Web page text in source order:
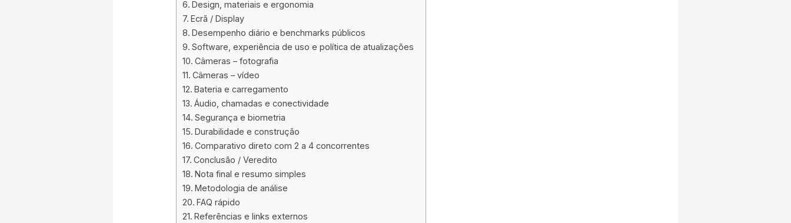
Design, materiais e ergonomia
Ecrã / Display
Desempenho diário e benchmarks públicos
Software, experiência de uso e política de atualizações
Câmeras – fotografia
Câmeras – vídeo
Bateria e carregamento
Áudio, chamadas e conectividade
Segurança e biometria
Durabilidade e construção
Comparativo direto com 2 a 4 concorrentes
Conclusão / Veredito
Nota final e resumo simples
Metodologia de análise
FAQ rápido
Referências e links externos